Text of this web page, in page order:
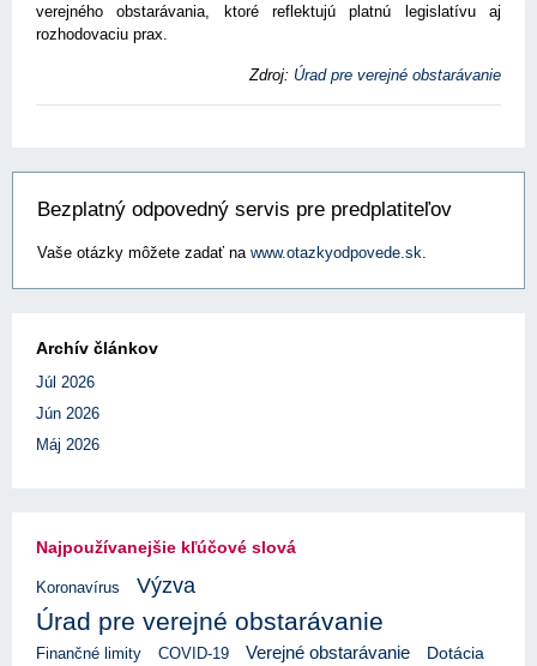
verejného obstarávania, ktoré reflektujú platnú legislatívu aj
rozhodovaciu prax.
Zdroj: Úrad pre verejné obstarávanie
Bezplatný odpovedný servis pre predplatiteľov
Vaše otázky môžete zadať na www.otazkyodpovede.sk
Archív článkov
Júl 2026
Jún 2026
Máj 2026
Najpoužívanejšie kľúčové slová
Koronavírus Výzva
Úrad pre verejné obstarávanie
Finančné limity COVID-19 Verejné obstarávanie Dotácia